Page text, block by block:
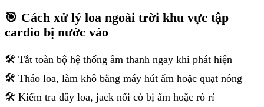
🎯 Cách xử lý loa ngoài trời khu vực tập
cardio bị nước vào
🛠️ Tắt toàn bộ hệ thống âm thanh ngay khi phát hiện
🛠️ Tháo loa, làm khô bằng máy hút ẩm hoặc quạt nóng
🛠️ Kiểm tra dây loa, jack nối có bị ẩm hoặc rò rỉ